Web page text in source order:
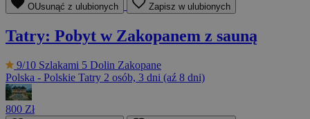
OUsunąć z ulubionych Zapisz w ulubionych
Tatry: Pobyt w Zakopanem z sauną
9/10 Szlakami 5 Dolin Zakopane
Polska - Polskie Tatry 2 osób, 3 dni (aź 8 dni)
800 Zł